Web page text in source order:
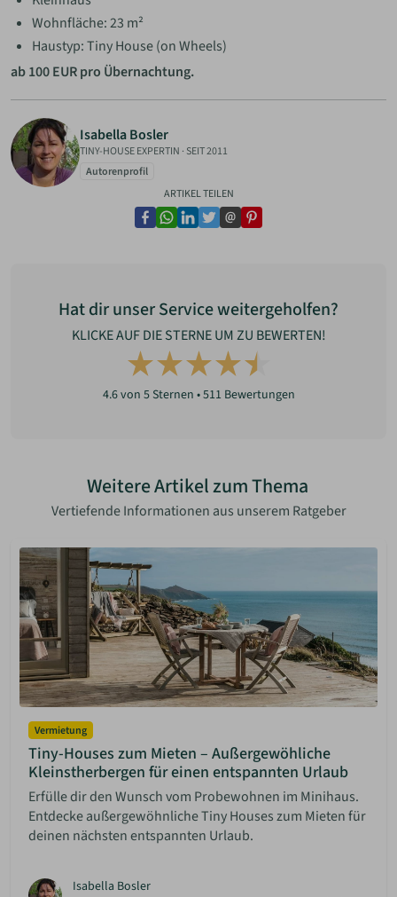
Wohnfläche: 23 m²
Haustyp: Tiny House (on Wheels)
ab 100 EUR pro Übernachtung.
Isabella Bosler
TINY-HOUSE EXPERTIN · SEIT 2011
Autorenprofil
ARTIKEL TEILEN
facebook
whatsapp
linkedin
twitter
emailpinterest
Hat dir unser Service weitergeholfen?
KLICKE AUF DIE STERNE UM ZU BEWERTEN!
4.6von 5 Sternen •511 Bewertungen
Weitere Artikel zum Thema
Vertiefende Informationen aus unserem Ratgeber
Vermietung
Tiny-Houses zum Mieten – Außergewöhliche
Kleinstherbergen für einen entspannten Urlaub
Erfülle dir den Wunsch vom Probewohnen im Minihaus.
Entdecke außergewöhnliche Tiny Houses zum Mieten für
deinen nächsten entspannten Urlaub.
Isabella Bosler